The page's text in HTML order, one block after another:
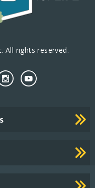
All rights reserved.